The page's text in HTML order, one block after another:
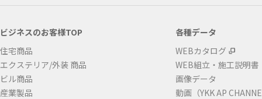
ビジネスのお客様TOP
住宅商品
エクステリア/外装 商品
ビル商品
産業製品
各種データ
WEBカタログ
WEB組立・施工説明書
画像データ
動画（YKK AP